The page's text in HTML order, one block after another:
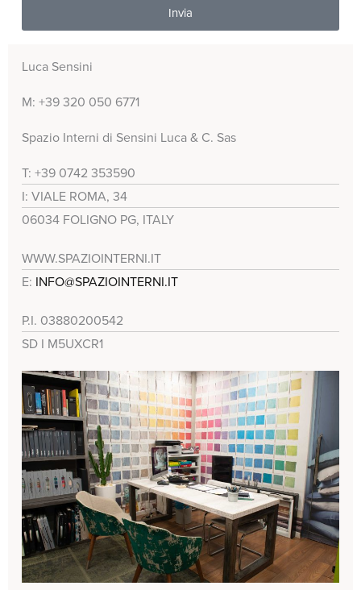
Invia
l
e
r
a
t
i
e
:
Luca Sensini
M: +39 320 050 6771
Spazio Interni di Sensini Luca & C. Sas
T: +39 0742 353590
I: VIALE ROMA, 34
06034 FOLIGNO PG, ITALY
WWW.SPAZIOINTERNI.IT
E: INFO@SPAZIOINTERNI.IT
P.I. 03880200542
SD I M5UXCR1